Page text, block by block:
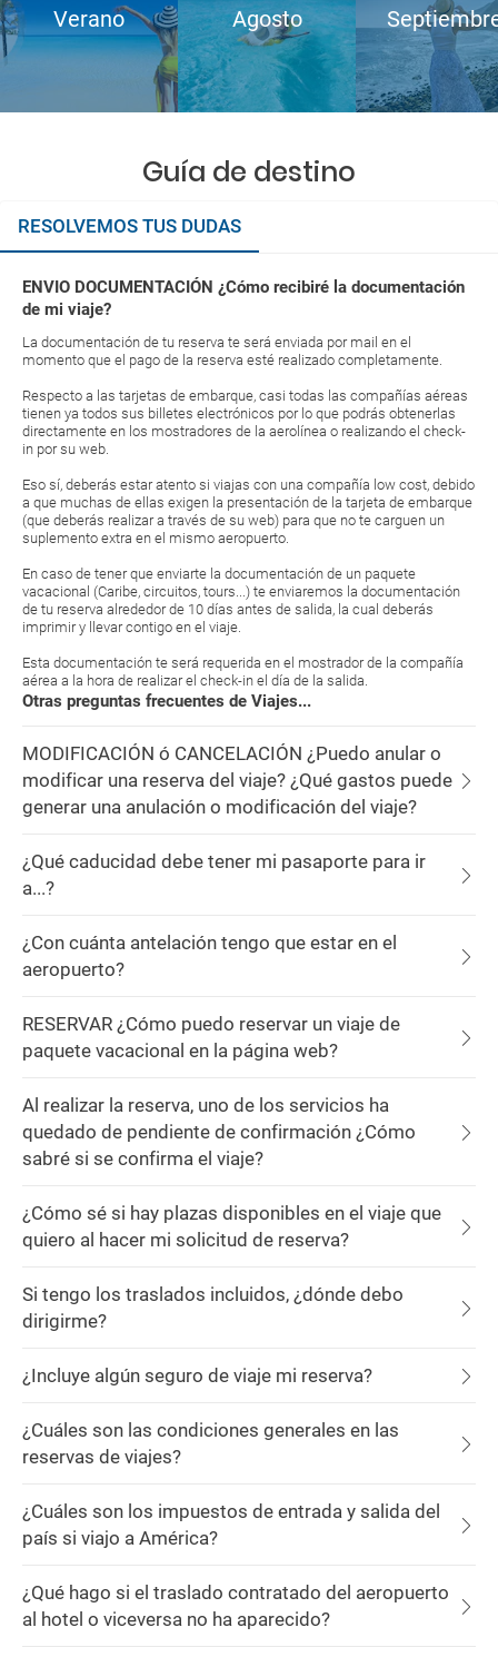
Verano Agosto
Guía de destino
RESOLVEMOS TUS DUDAS
ENVIO DOCUMENTACIÓN ¿Cómo recibiré la documentación
de mi viaje?
La documentación de tu reserva te será enviada por mail en el
momento que el pago de la reserva esté realizado completamente.
Respecto a las tarjetas de embarque, casi todas las compañías aéreas
tienen ya todos sus billetes electrónicos por lo que podrás obtenerlas
directamente en los mostradores de la aerolínea o realizando el check-
in por su web.
Eso sí, deberás estar atento si viajas con una compañía low cost, debido
a que muchas de ellas exigen la presentación de la tarjeta de embarque
(que deberás realizar a través de su web) para que no te carguen un
suplemento extra en el mismo aeropuerto.
En caso de tener que enviarte la documentación de un paquete
vacacional (Caribe, circuitos, tours...) te enviaremos la documentación
de tu reserva alrededor de 10 días antes de salida, la cual deberás
imprimir y llevar contigo en el viaje.
Esta documentación te será requerida en el mostrador de la compañía
aérea a la hora de realizar el check-in el día de la salida.
Otras preguntas frecuentes de Viajes...
MODIFICACIÓN ó CANCELACIÓN ¿Puedo anular o
modificar una reserva del viaje? ¿Qué gastos puede
generar una anulación o modificación del viaje?
¿Qué caducidad debe tener mi pasaporte para ir
a...?
¿Con cuánta antelación tengo que estar en el
aeropuerto?
RESERVAR ¿Cómo puedo reservar un viaje de
paquete vacacional en la página web?
Al realizar la reserva, uno de los servicios ha
quedado de pendiente de confirmación ¿Cómo
sabré si se confirma el viaje?
¿Cómo sé si hay plazas disponibles en el viaje que
quiero al hacer mi solicitud de reserva?
Si tengo los traslados incluidos, ¿dónde debo
dirigirme?
¿Incluye algún seguro de viaje mi reserva?
¿Cuáles son las condiciones generales en las
reservas de viajes?
¿Cuáles son los impuestos de entrada y salida del
país si viajo a América?
¿Qué hago si el traslado contratado del aeropuerto
al hotel o viceversa no ha aparecido?